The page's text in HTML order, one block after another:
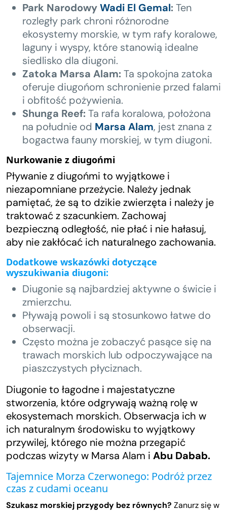
Park NarodowyWadi El Gemal: Ten
rozległy park chroni różnorodne
ekosystemy morskie, w tym rafy koralowe,
laguny i wyspy, które stanowią idealne
siedlisko dla diugoni.
Zatoka Marsa Alam: Ta spokojna zatoka
oferuje diugońom schronienie przed falami
i obfitość pożywienia.
Shunga Reef: Ta rafa koralowa, położona
na południe od Marsa Alam, jest znana z
bogactwa fauny morskiej, w tym diugoni.
Nurkowanie z diugońmi
Pływanie z diugońmi to wyjątkowe i
niezapomniane przeżycie. Należy jednak
pamiętać, że są to dzikie zwierzęta i należy je
traktować z szacunkiem. Zachowaj
bezpieczną odległość, nie płać i nie hałasuj,
aby nie zakłócać ich naturalnego zachowania.
Dodatkowe wskazówki dotyczące
wyszukiwania diugoni:
Diugonie są najbardziej aktywne o świcie i
zmierzchu.
Pływają powoli i są stosunkowo łatwe do
obserwacji.
Często można je zobaczyć pasące się na
trawach morskich lub odpoczywające na
piaszczystych płyciznach.
Diugonie to łagodne i majestatyczne
stworzenia, które odgrywają ważną rolę w
ekosystemach morskich. Obserwacja ich w
ich naturalnym środowisku to wyjątkowy
przywilej, którego nie można przegapić
podczas wizyty w Marsa Alam i Abu Dabab.
Tajemnice Morza Czerwonego: Podróż przez
czas z cudami oceanu
Szukasz morskiej przygody bez równych? Zanurz się w